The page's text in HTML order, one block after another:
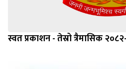
स्वत प्रकाशन - तेस्रो त्रैमासिक